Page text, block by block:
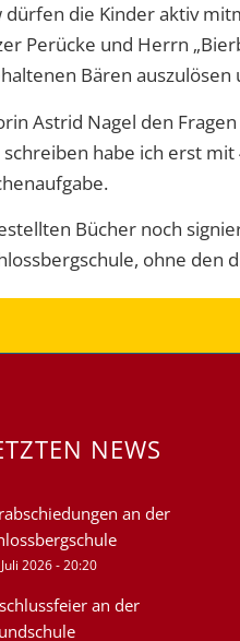
die Kinder aktiv
Perücke und Herrn
Bären
Astrid Nagel den
habe ich erst
Bücher noch
ohne den
NEWS
an der
2026 - 20:20
an der